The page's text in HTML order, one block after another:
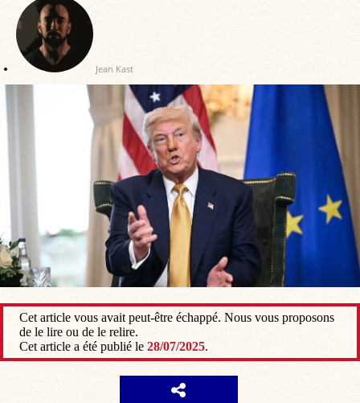
Jean Kast
Cet article vous avait peut-être échappé. Nous vous proposons
de le lire ou de le relire.
Cet article a été publié le 28/07/2025.